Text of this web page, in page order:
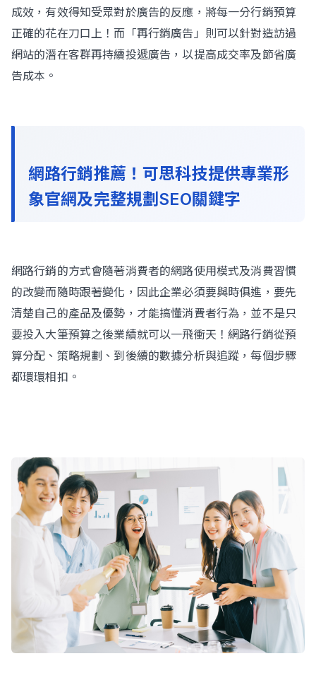
成效，有效得知受眾對於廣告的反應，將每一分行銷預算
正確的花在刀口上！而「再行銷廣告」則可以針對造訪過
網站的潛在客群再持續投遞廣告，以提高成交率及節省廣
告成本。
網路行銷推薦！可思科技提供專業形
象官網及完整規劃SEO關鍵字
網路行銷的方式會隨著消費者的網路使用模式及消費習慣
的改變而隨時跟著變化，因此企業必須要與時俱進，要先
清楚自己的產品及優勢，才能搞懂消費者行為，並不是只
要投入大筆預算之後業績就可以一飛衝天！網路行銷從預
算分配、策略規劃、到後續的數據分析與追蹤，每個步驟
都環環相扣。